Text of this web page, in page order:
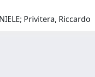
Privitera, Riccardo